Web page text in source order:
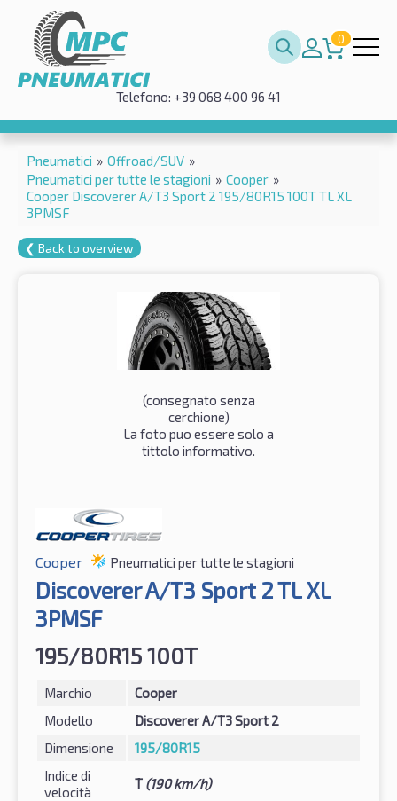
0
Telefono: +39 068 400 96 41
Pneumatici » Offroad/SUV »
Pneumatici per tutte le stagioni » Cooper »
Cooper Discoverer A/T3 Sport 2 195/80R15 100T TL XL
3PMSF
❮ Back to overview
(consegnato senza
cerchione)
La foto puo essere solo a
tittolo informativo.
Cooper Pneumatici per tutte le stagioni
Discoverer A/T3 Sport 2 TL XL
3PMSF
195/80R15 100T
Marchio
Cooper
Modello
Discoverer A/T3 Sport 2
Dimensione
195/80R15
Indice di
velocità
T (190 km/h)